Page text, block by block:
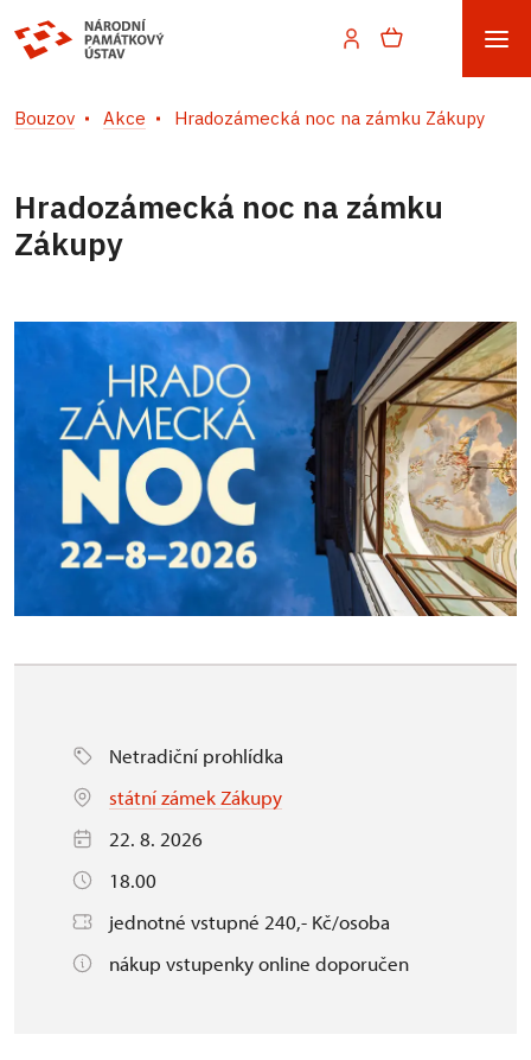
Bouzov Akce Hradozámecká noc na zámku Zákupy
Hradozámecká noc na zámku
Zákupy
Netradiční prohlídka
státní zámek Zákupy
22. 8. 2026
18.00
jednotné vstupné 240,- Kč/osoba
nákup vstupenky online doporučen